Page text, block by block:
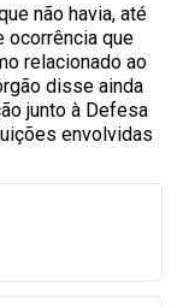
não havia, até
ocorrência que
relacionado ao
disse ainda
junto à Defesa
envolvidas